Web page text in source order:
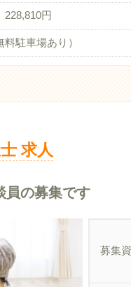
228,810円
駐車場あり）
求人
員の募集です
募集